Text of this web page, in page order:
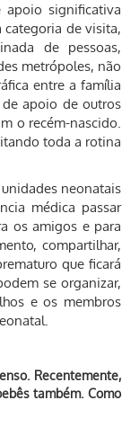
apoio significativa
categoria de visita,
de pessoas,
metrópoles, não
entre a família
apoio de outros
o recém-nascido.
toda a rotina
neonatais
médica passar
os amigos e para
compartilhar,
que ficará
se organizar,
e os membros
Recentemente,
também. Como